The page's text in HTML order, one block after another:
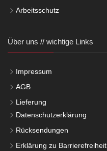
Arbeitsschutz
Über uns // wichtige Links
Impressum
AGB
Lieferung
Datenschutzerklärung
Rücksendungen
Erklärung zu Barrierefreiheit